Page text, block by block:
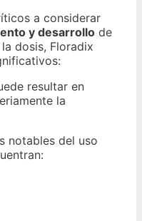
a considerar
y desarrollo de
dosis, Floradix
resultar en
la
notables del uso